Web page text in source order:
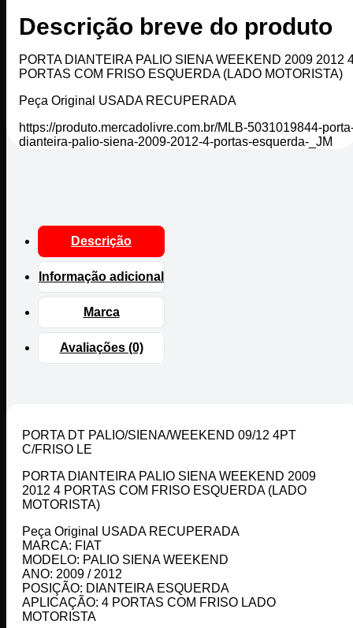
Descrição breve do produto
PORTA DIANTEIRA PALIO SIENA WEEKEND 2009 2012
PORTAS COM FRISO ESQUERDA (LADO MOTORISTA)
Peça Original USADA RECUPERADA
https://produto.mercadolivre.com.br/MLB-5031019844-
dianteira-palio-siena-2009-2012-4-portas-esquerda-_JM
Descrição
Informação adicional
Marca
Avaliações (0)
PORTA DT PALIO/SIENA/WEEKEND 09/12 4PT
C/FRISO LE
PORTA DIANTEIRA PALIO SIENA WEEKEND 2009
2012 4 PORTAS COM FRISO ESQUERDA (LADO
MOTORISTA)
Peça Original USADA RECUPERADA
MARCA: FIAT
MODELO: PALIO SIENA WEEKEND
ANO: 2009 / 2012
POSIÇÃO: DIANTEIRA ESQUERDA
APLICAÇÃO: 4 PORTAS COM FRISO LADO
MOTORISTA